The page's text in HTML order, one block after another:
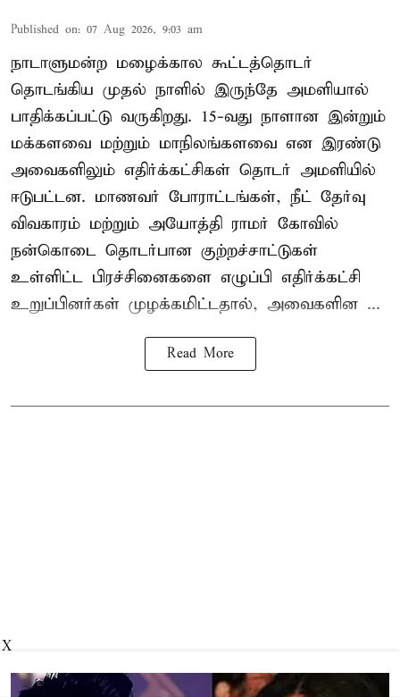
Published on: 07 Aug 2026, 9:03 am
நாடாளுமன்ற மழைக்கால கூட்டத்தொடர்
தொடங்கிய முதல் நாளில் இருந்தே அமளியால்
பாதிக்கப்பட்டு வருகிறது. 15-வது நாளான இன்றும்
மக்களவை மற்றும் மாநிலங்களவை என இரண்டு
அவைகளிலும் எதிர்க்கட்சிகள் தொடர் அமளியில்
ஈடுபட்டன. மாணவர் போராட்டங்கள், நீட் தேர்வு
விவகாரம் மற்றும் அயோத்தி ராமர் கோவில்
நன்கொடை தொடர்பான குற்றச்சாட்டுகள்
உள்ளிட்ட பிரச்சினைகளை எழுப்பி எதிர்க்கட்சி
உறுப்பினர்கள் முழக்கமிட்டதால், அவைகளின ...
Read More
X